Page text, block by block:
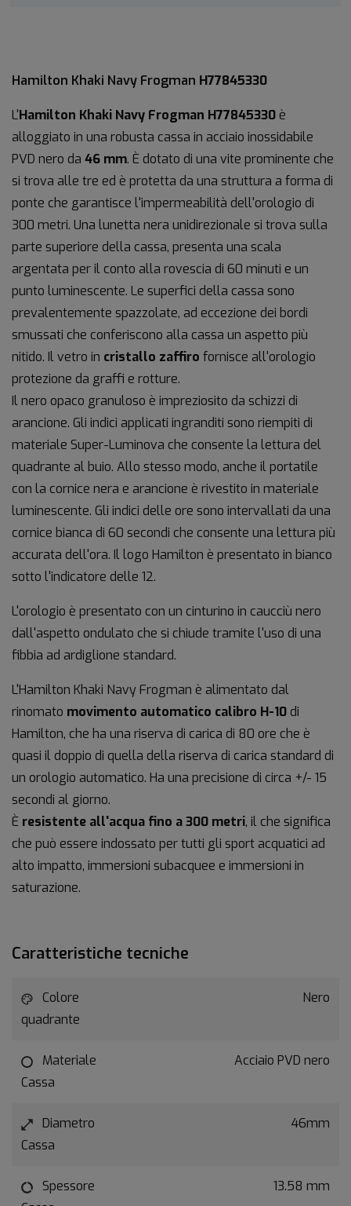
Hamilton Khaki Navy Frogman H77845330
L'Hamilton Khaki Navy Frogman H77845330è
alloggiato in una robusta cassa in acciaio inossidabile
PVD nero da 46 mm. È dotato di una vite prominente che
si trova alle tre ed è protetta da una struttura a forma di
ponte che garantisce l'impermeabilità dell'orologio di
300 metri. Una lunetta nera unidirezionale si trova sulla
parte superiore della cassa, presenta una scala
argentata per il conto alla rovescia di 60 minuti e un
punto luminescente. Le superfici della cassa sono
prevalentemente spazzolate, ad eccezione dei bordi
smussati che conferiscono alla cassa un aspetto più
nitido. Il vetro in cristallo zaffiro fornisce all'orologio
protezione da graffi e rotture.
Il nero opaco granuloso è impreziosito da schizzi di
arancione. Gli indici applicati ingranditi sono riempiti di
materiale Super-Luminova che consente la lettura del
quadrante al buio. Allo stesso modo, anche il portatile
con la cornice nera e arancione è rivestito in materiale
luminescente. Gli indici delle ore sono intervallati da una
cornice bianca di 60 secondi che consente una lettura più
accurata dell'ora. Il logo Hamilton è presentato in bianco
sotto l'indicatore delle 12.
L'orologio è presentato con un cinturino in caucciù nero
dall'aspetto ondulato che si chiude tramite l'uso di una
fibbia ad ardiglione standard.
L'Hamilton Khaki Navy Frogman è alimentato dal
rinomato movimento automatico calibro H-10di
Hamilton, che ha una riserva di carica di 80 ore che è
quasi il doppio di quella della riserva di carica standard di
un orologio automatico. Ha una precisione di circa +/- 15
secondi al giorno.
È resistente all'acqua fino a 300 metri, il che significa
che può essere indossato per tutti gli sport acquatici ad
alto impatto, immersioni subacquee e immersioni in
saturazione.
Caratteristiche tecniche
Colore
quadrante
Nero
Materiale
Cassa
Acciaio PVD nero
Diametro
Cassa
46mm
Spessore
13.58 mm